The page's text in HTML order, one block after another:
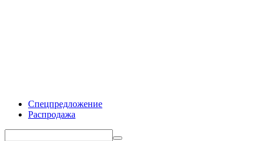
Спецпредложение
Распродажа